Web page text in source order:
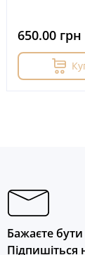
650.00 грн
Бажаєте
Підпишіться